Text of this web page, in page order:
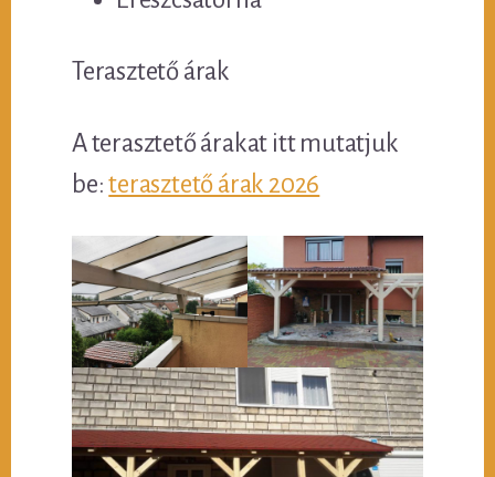
Terasztető árak
A terasztető árakat itt mutatjuk
be:terasztető árak 2026